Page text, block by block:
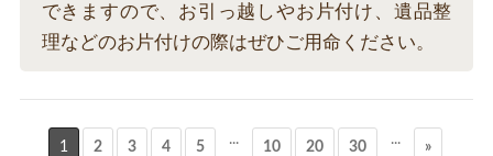
できますので、お引っ越しやお片付け、遺品整
理などのお片付けの際はぜひご用命ください。
1 2 3 4 5 ... 10 20 30 ... »